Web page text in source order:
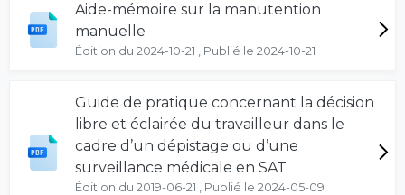
Aide-mémoire sur la manutention
manuelle
Édition du 2024-10-21 , Publié le 2024-10-21
Guide de pratique concernant la décision
libre et éclairée du travailleur dans le
cadre d’un dépistage ou d’une
surveillance médicale en SAT
Édition du 2019-06-21 , Publié le 2024-05-09